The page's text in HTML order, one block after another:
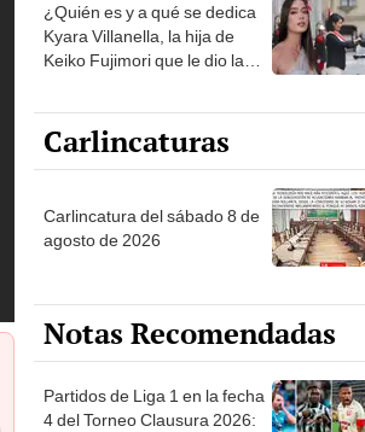
¿Quién es y a qué se dedica
Kyara Villanella, la hija de
Keiko Fujimori que le dio la
Carlincaturas
Carlincatura del sábado 8 de
agosto de 2026
Notas Recomendadas
Partidos de Liga 1 en la fecha
4 del Torneo Clausura 2026: